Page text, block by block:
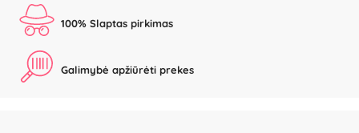
100% Slaptas pirkimas
Galimybė apžiūrėti prekes